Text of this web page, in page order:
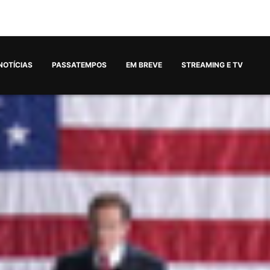
PASSATEMPOS EM BREVE STREAMING E TV